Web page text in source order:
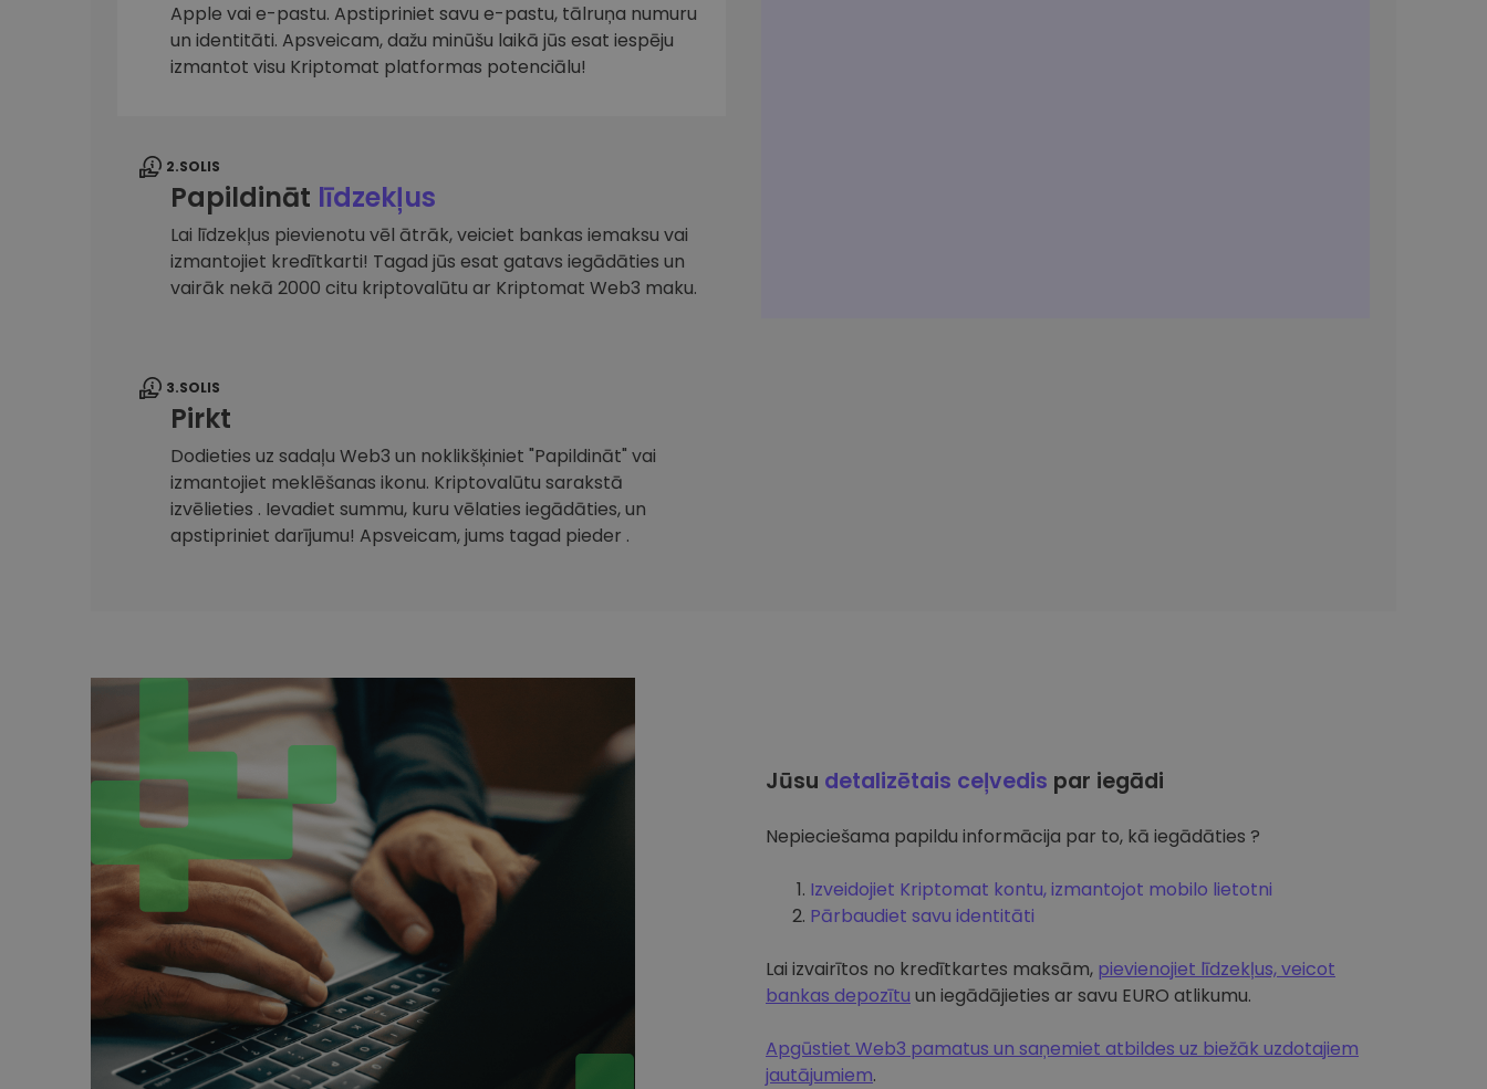
maks
Ieguldījumu palīgs
Atrodi savu kripto stratēģiju
Apple vai e-pastu. Apstipriniet savu e-pastu, tālruņa numuru
un identitāti. Apsveicam, dažu minūšu laikā jūs esat iespēju
izmantot visu Kriptomat platformas potenciālu!
2.SOLIS
Papildināt līdzekļus
Lai līdzekļus pievienotu vēl ātrāk, veiciet bankas iemaksu vai
izmantojiet kredītkarti! Tagad jūs esat gatavs iegādāties un
vairāk nekā 2000 citu kriptovalūtu ar Kriptomat Web3 maku.
3.SOLIS
Pirkt
Dodieties uz sadaļu Web3 un noklikšķiniet "Papildināt" vai
izmantojiet meklēšanas ikonu. Kriptovalūtu sarakstā
izvēlieties . Ievadiet summu, kuru vēlaties iegādāties, un
apstipriniet darījumu! Apsveicam, jums tagad pieder .
Jūsu detalizētais ceļvedis par iegādi
Nepieciešama papildu informācija par to, kā iegādāties ?
Izveidojiet Kriptomat kontu, izmantojot mobilo lietotni
Pārbaudiet savu identitāti
Lai izvairītos no kredītkartes maksām, pievienojiet līdzekļus, veicot
bankas depozītu un iegādājieties ar savu EURO atlikumu.
Apgūstiet Web3 pamatus un saņemiet atbildes uz biežāk uzdotajiem
jautājumiem.